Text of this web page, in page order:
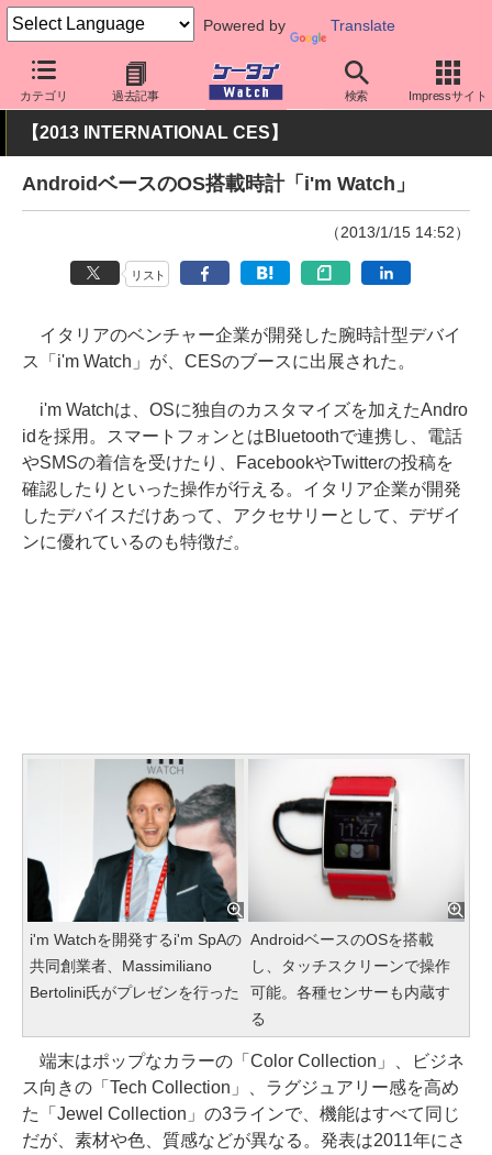
Powered by Translate
カテゴリ 過去記事 検索 Impressサイト
ケータイ Watch イベント CES 2013
【2013 INTERNATIONAL CES】
AndroidベースのOS搭載時計「i'm Watch」
（2013/1/15 14:52）
リスト
イタリアのベンチャー企業が開発した腕時計型デバイ
ス「i'm Watch」が、CESのブースに出展された。
i'm Watchは、OSに独自のカスタマイズを加えたAndro
idを採用。スマートフォンとはBluetoothで連携し、電話
やSMSの着信を受けたり、FacebookやTwitterの投稿を
確認したりといった操作が行える。イタリア企業が開発
したデバイスだけあって、アクセサリーとして、デザイ
ンに優れているのも特徴だ。
i'm Watchを開発するi'm SpAの
共同創業者、Massimiliano
Bertolini氏がプレゼンを行った
AndroidベースのOSを搭載
し、タッチスクリーンで操作
可能。各種センサーも内蔵す
る
端末はポップなカラーの「Color Collection」、ビジネ
ス向きの「Tech Collection」、ラグジュアリー感を高め
た「Jewel Collection」の3ラインで、機能はすべて同じ
だが、素材や色、質感などが異なる。発表は2011年にさ